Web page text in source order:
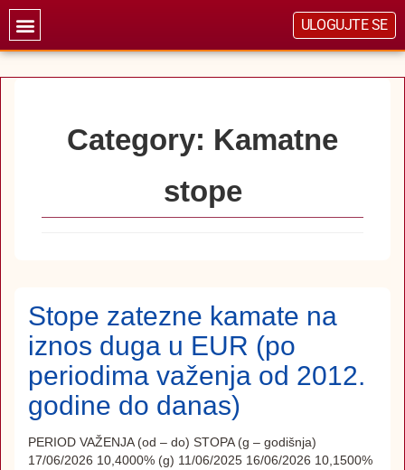
ULOGUJTE SE
Category: Kamatne
stope
Stope zatezne kamate na
iznos duga u EUR (po
periodima važenja od 2012.
godine do danas)
PERIOD VAŽENJA (od – do) STOPA (g – godišnja)
17/06/2026 10,4000% (g) 11/06/2025 16/06/2026 10,1500%